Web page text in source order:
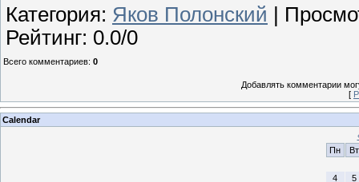
Категория: Яков Полонский
Рейтинг: 0.0/0
Всего комментариев: 0
Добавлять комментарии
[
Calendar
Пн
Вт
4 5